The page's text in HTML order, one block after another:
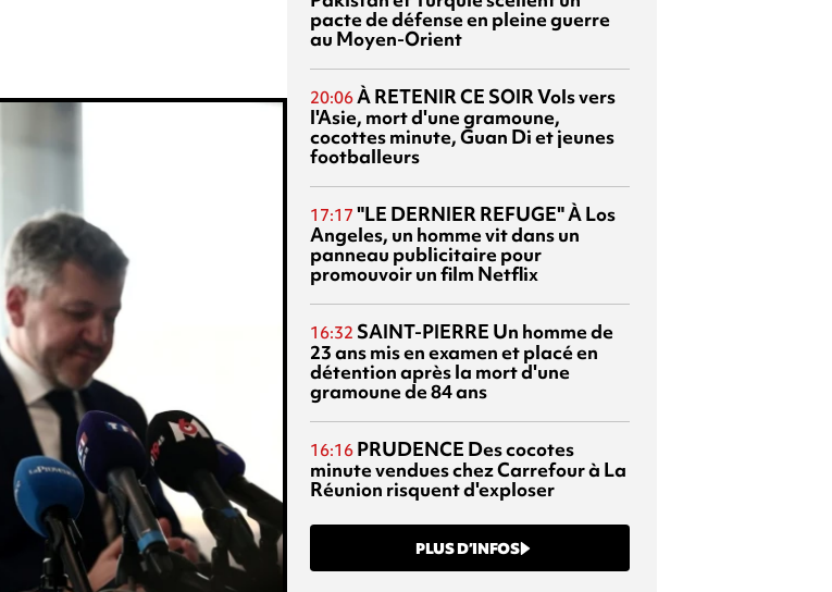
pacte de défense en pleine guerre
au Moyen-Orient
20:06À RETENIR CE SOIRVols vers
l'Asie, mort d'une gramoune,
cocottes minute, Guan Di et jeunes
footballeurs
17:17 "LE DERNIER REFUGE"À Los
Angeles, un homme vit dans un
panneau publicitaire pour
promouvoir un film Netflix
16:32 SAINT-PIERRE Un homme de
23 ans mis en examen et placé en
détention après la mort d'une
gramoune de 84 ans
16:16 PRUDENCE Des cocotes
minute vendues chez Carrefour à La
Réunion risquent d'exploser
PLUS D’INFOS